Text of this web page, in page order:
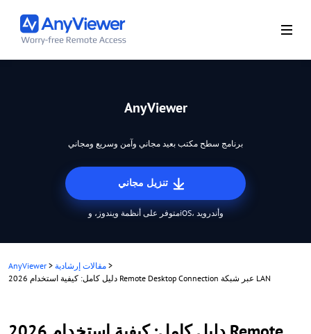
AnyViewer
برنامج سطح مكتب بعيد مجاني وآمن وسريع ومجاني
متوفر على أنظمة ويندوز، وiOS، وأندرويد
AnyViewer > مقالات إرشادية >
2026 دليل كامل: كيفية استخدام Remote Desktop Connection عبر شبكة LAN